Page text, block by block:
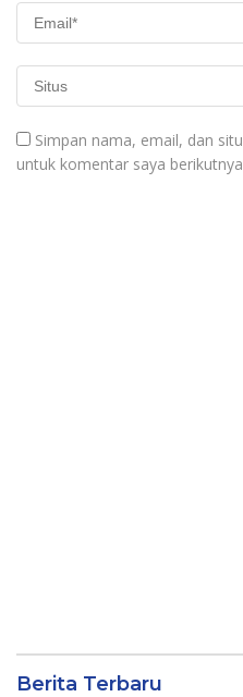
Simpan nama, email, dan
untuk komentar saya
Berita Terbaru